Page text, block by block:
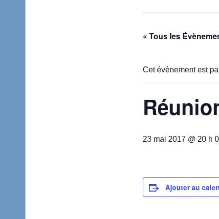
« Tous les
Cet évènement est
23 mai 2017 @ 20 h
Ajouter au